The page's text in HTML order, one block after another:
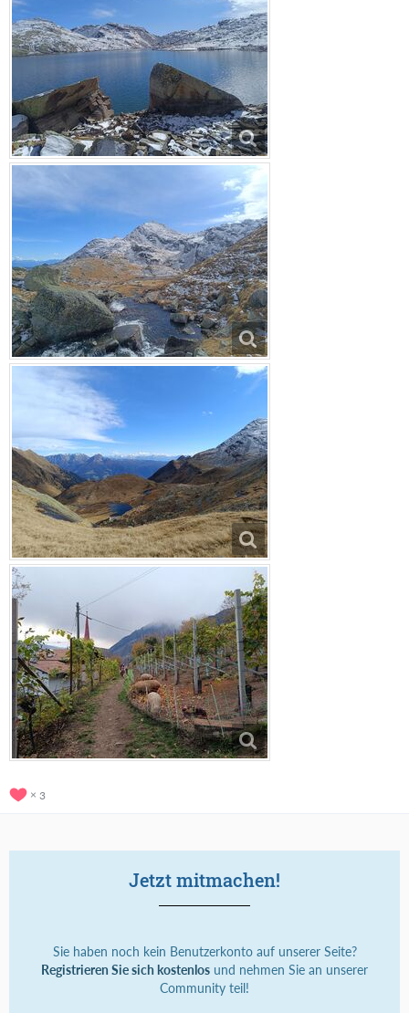
3
Jetzt mitmachen!
Sie haben noch kein Benutzerkonto auf unserer Seite?
Registrieren Sie sich kostenlos und nehmen Sie an unserer
Community teil!